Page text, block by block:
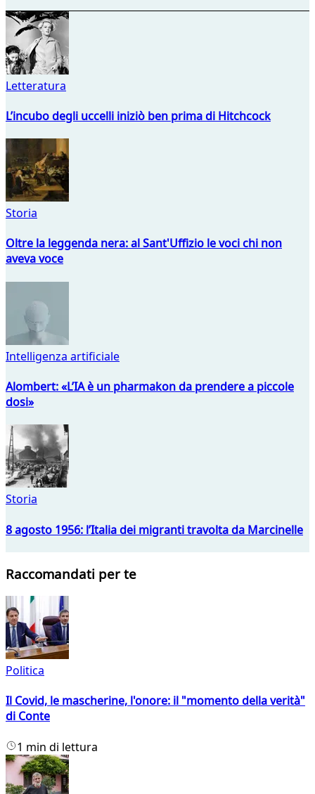
Letteratura
L’incubo degli uccelli iniziò ben prima di Hitchcock
Storia
Oltre la leggenda nera: al Sant'Uffizio le voci chi non
aveva voce
Intelligenza artificiale
Alombert: «L’IA è un pharmakon da prendere a piccole
dosi»
Storia
8 agosto 1956: l’Italia dei migranti travolta da Marcinelle
Raccomandati per te
Politica
Il Covid, le mascherine, l'onore: il "momento della verità"
di Conte
1 min di lettura